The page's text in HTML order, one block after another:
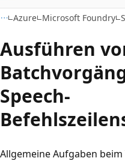
Azure Microsoft Foundry
Ausführen
Speech-
Allgemeine Aufgaben